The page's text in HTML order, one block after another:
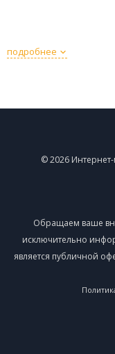
подробнее
© 2026
Обращаем ваше
исключительно
является публичной